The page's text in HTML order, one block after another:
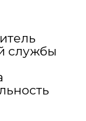
службы